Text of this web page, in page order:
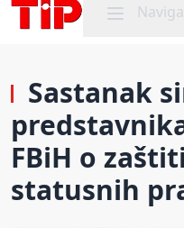
Mobile
Sastanak
FBiH o
statusnih